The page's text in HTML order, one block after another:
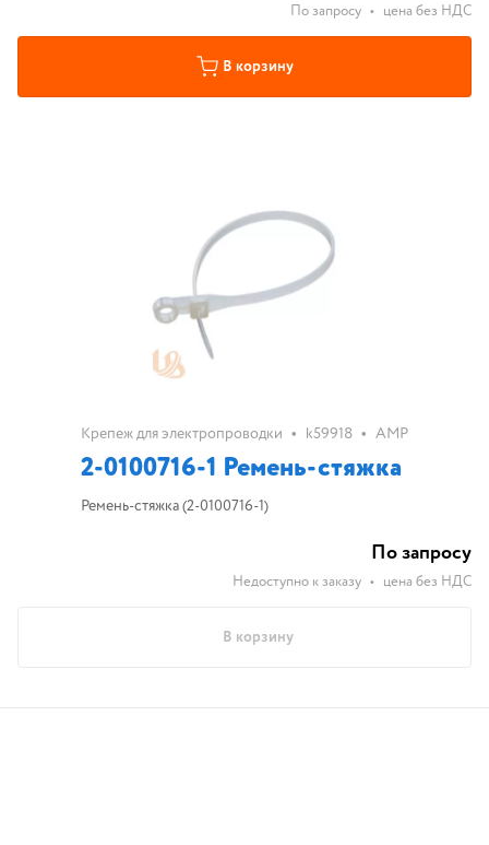
По запросу • цена без НДС
В корзину
Крепеж для электропроводки • k59918 • AMP
2-0100716-1 Ремень-стяжка
Ремень-стяжка (2-0100716-1)
По запросу
Недоступно к заказу • цена без НДС
В корзину